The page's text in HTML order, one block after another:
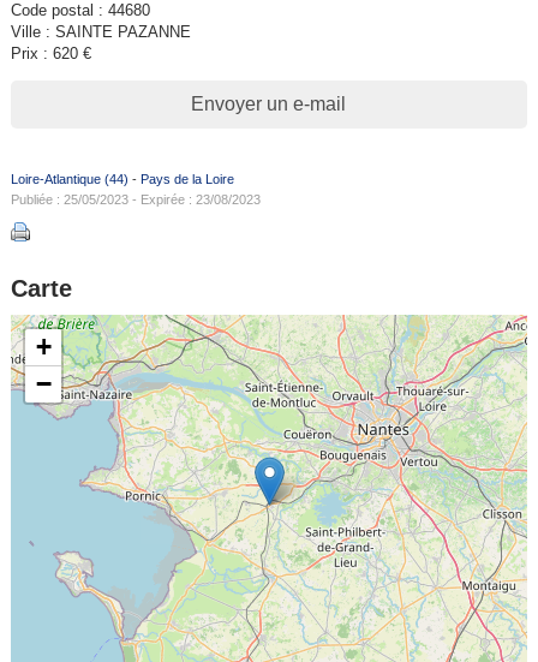
Code postal : 44680
Ville : SAINTE PAZANNE
Prix : 620 €
Envoyer un e-mail
Loire-Atlantique (44) - Pays de la Loire
Publiée : 25/05/2023 - Expirée : 23/08/2023
Carte
+
−